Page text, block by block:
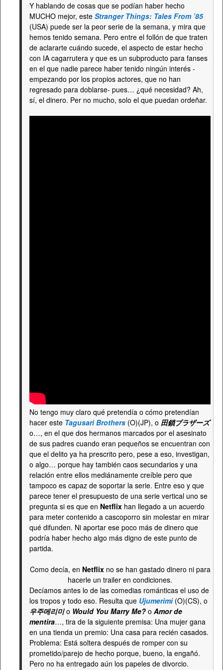
Y hablando de cosas que se podían haber hecho
MUCHO mejor, este Stranger Things: Tales From ’85
(USA) puede ser la peor serie de la semana, y mira que
hemos tenido semana. Pero entre el follón de que traten
de aclararte cuándo sucede, el aspecto de estar hecho
con IA cagarrutera y que es un subproducto para fanses
en el que nadie parece haber tenido ningún interés -
empezando por los propios actores, que no han
regresado para doblarse- pues… ¿qué necesidad? Ah,
sí, el dinero. Per no mucho, solo el que puedan ordeñar.
No tengo muy claro qué pretendía o cómo pretendían
hacer este Tagusari Brothers (O)(JP), o 田鎖ブラザーズ
o…, en el que dos hermanos marcados por el asesinato
de sus padres cuando eran pequeños se encuentran con
que el delito ya ha prescrito pero, pese a eso, investigan,
o algo… porque hay también caos secundarios y una
relación entre ellos mediánamente creíble pero que
tampoco es capaz de soportar la serie. Entre eso y que
parece tener el presupuesto de una serie vertical uno se
pregunta si es que en Netflix han llegado a un acuerdo
para meter contenido a cascoporro sin molestar en mirar
qué difunden. Ni aportar ese poco más de dinero que
podría haber hecho algo más digno de este punto de
partida.
Como decía, en Netflixno se han gastado dinero ni para
hacerle un trailer en condiciones.
Decíamos antes lo de las comedias románticas el uso de
los tropos y todo eso. Resulta que Ujumerimi (O)(CS), o
우주메리미o Would You Marry Me? o Amor de
mentira…, tira de la siguiente premisa: Una mujer gana
en una tienda un premio: Una casa para recién casados.
Problema: Está soltera después de romper con su
prometido/parejo de hecho porque, bueno, la engañó.
Pero no ha entregado aún los papeles de divorcio.